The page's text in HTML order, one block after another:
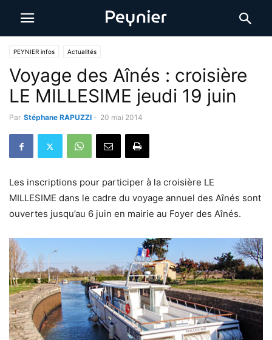
PEYNIER infos Actualités
Voyage des Aînés : croisière
LE MILLESIME jeudi 19 juin
Par Stéphane RAPUZZI - 20 mai 2014
Les inscriptions pour participer à la croisière LE
MILLESIME dans le cadre du voyage annuel des Aînés sont
ouvertes jusqu’au 6 juin en mairie au Foyer des Aînés.